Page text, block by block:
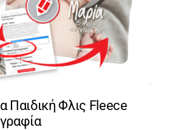
Παιδική Φλις Fleece